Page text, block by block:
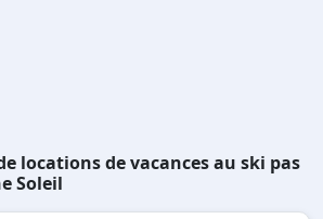
locations de vacances au ski pas
Soleil